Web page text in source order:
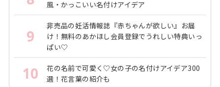
風・かっこいい名付けアイデア
9
非売品の妊活情報誌『赤ちゃんが欲しい』お届
け！無料のあかほし会員登録でうれしい特典いっ
ぱい♡
10
花の名前で可愛く♡女の子の名付けアイデア300
選！花言葉の紹介も